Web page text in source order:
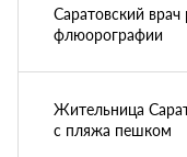
Саратовский врач
флюорографии
Жительница
с пляжа пешком